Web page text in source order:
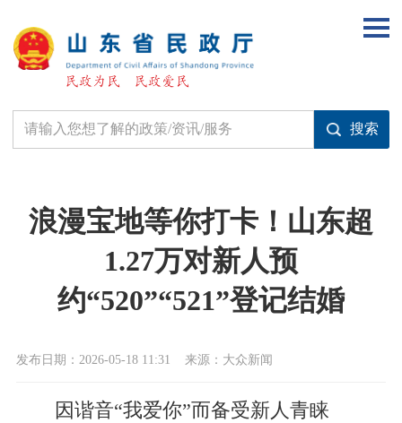
浪漫宝地等你打卡！山东超
1.27万对新人预
约“520”“521”登记结婚
发布日期：2026-05-18 11:31 来源：大众新闻
因谐音“我爱你”而备受新人青睐